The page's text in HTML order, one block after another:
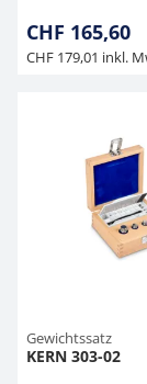
CHF 165,60
CHF 179,01 inkl.
Gewichtssatz
KERN 303-02